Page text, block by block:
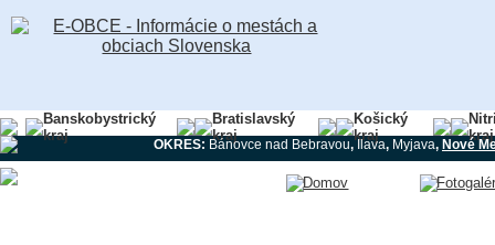
Banskobystrický
kraj
Bratislavský
kraj
Košický
kraj
kraj
OKRES: Bánovce nad Bebravou,Ilava, Myjava, Nové